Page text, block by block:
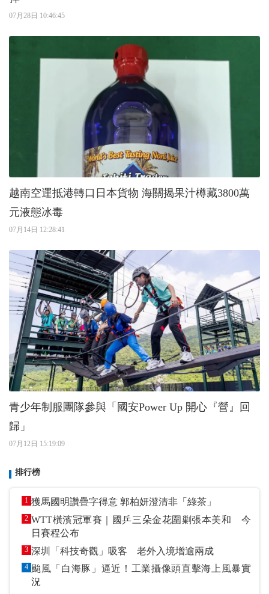
07月28日 10:46:45
越南空運抵港轉口日本貨物 海關揭果汁樽藏3800萬
元液態冰毒
07月14日 12:28:41
青少年制服團隊參與「國安Power Up 開心『營』回
歸」
07月12日 15:19:09
排行榜
1 獲馬國明讚疊字得意 郭柏妍澄清非「綠茶」
2 WTT橫濱冠軍賽｜國乒三朵金花圍剿張本美和 今
日賽程公布
3 深圳「科技奇觀」吸客 老外入境增逾兩成
4 颱風「白海豚」逼近！工業攝像頭直擊海上風暴實
況